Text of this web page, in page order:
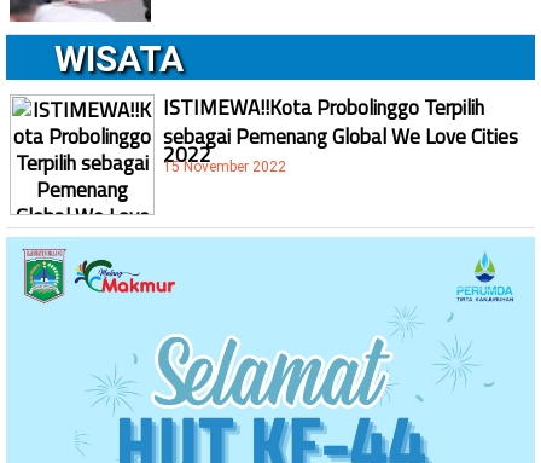
WISATA
ISTIMEWA!!Kota Probolinggo Terpilih
sebagai Pemenang Global We Love Cities
2022
15 November 2022